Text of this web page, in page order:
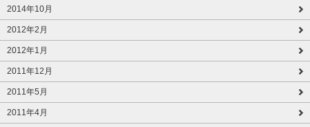
2014年10月
2012年2月
2012年1月
2011年12月
2011年5月
2011年4月